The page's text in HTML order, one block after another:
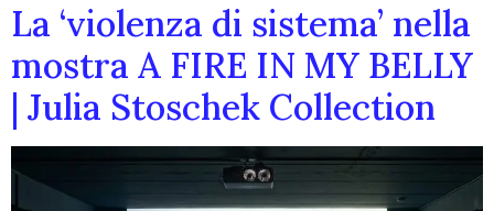
La ‘violenza di sistema’ nella
mostra A FIRE IN MY BELLY
| Julia Stoschek Collection